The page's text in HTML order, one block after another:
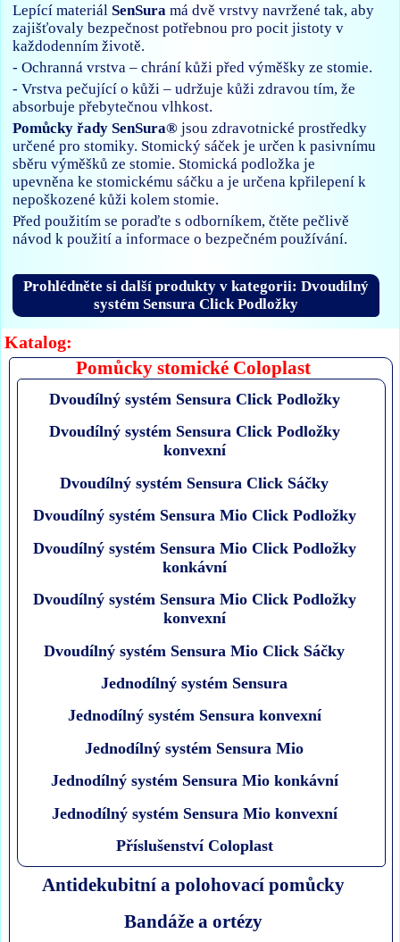
Katalog:
Pomůcky stomické Coloplast
Dvoudílný systém Sensura Click Podložky
Dvoudílný systém Sensura Click Podložky
konvexní
Dvoudílný systém Sensura Click Sáčky
Dvoudílný systém Sensura Mio Click Podložky
Dvoudílný systém Sensura Mio Click Podložky
konkávní
Dvoudílný systém Sensura Mio Click Podložky
konvexní
Dvoudílný systém Sensura Mio Click Sáčky
Jednodílný systém Sensura
Jednodílný systém Sensura konvexní
Jednodílný systém Sensura Mio
Jednodílný systém Sensura Mio konkávní
Jednodílný systém Sensura Mio konvexní
Příslušenství Coloplast
Antidekubitní a polohovací pomůcky
Bandáže a ortézy
Lepící materiál SenSura má dvě vrstvy navržené tak, aby
zajišťovaly bezpečnost potřebnou pro pocit jistoty v
každodenním životě.
- Ochranná vrstva – chrání kůži před výměšky ze stomie.
- Vrstva pečující o kůži – udržuje kůži zdravou tím, že
absorbuje přebytečnou vlhkost.
Pomůcky řady SenSura® jsou zdravotnické prostředky
určené pro stomiky. Stomický sáček je určen k pasivnímu
sběru výměšků ze stomie. Stomická podložka je
upevněna ke stomickému sáčku a je určena kpřilepení k
nepoškozené kůži kolem stomie.
Před použitím se poraďte s odborníkem, čtěte pečlivě
návod k použití a informace o bezpečném používání.
Prohlédněte si další produkty v kategorii: Dvoudílný
systém Sensura Click Podložky